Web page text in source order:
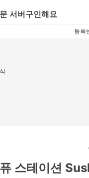
서버구인해요
등록
스테이션